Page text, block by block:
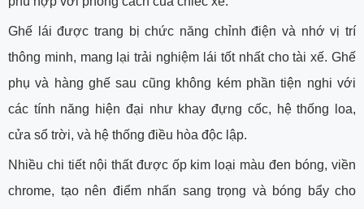
Ghế lái được trang bị chức năng chỉnh điện và nhớ vị trí
thông minh, mang lại trải nghiệm lái tốt nhất cho tài xế. Ghế
phụ và hàng ghế sau cũng không kém phần tiện nghi với
các tính năng hiện đại như khay đựng cốc, hệ thống loa,
cửa sổ trời, và hệ thống điều hòa độc lập.
Nhiều chi tiết nội thất được ốp kim loại màu đen bóng, viền
chrome, tạo nên điểm nhấn sang trọng và bóng bẩy cho